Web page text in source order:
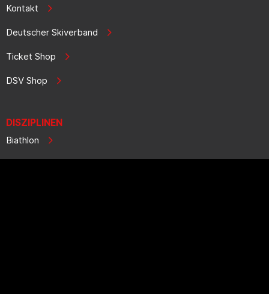
Kontakt
Deutscher Skiverband
Ticket Shop
DSV Shop
DISZIPLINEN
Biathlon